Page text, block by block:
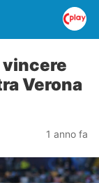
vincere
Verona
1 anno fa